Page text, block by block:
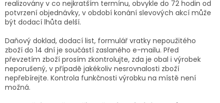
realizovány v co nejkratším termínu, obvykle do 72 hodin od
potvrzení objednávky, v období konání slevových akcí může
být dodací lhůta delší.
Daňový doklad, dodací list, formulář vratky nepoužitého
zboží do 14 dní je součástí zaslaného e-mailu. Před
převzetím zboží prosím zkontrolujte, zda je obal i výrobek
neporušený, v případě jakékoliv nesrovnalosti zboží
nepřebírejte. Kontrola funkčnosti výrobku na místě není
možná.